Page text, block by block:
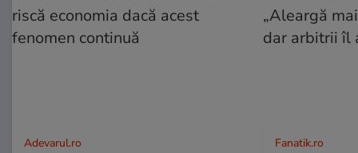
Adevarul.ro Fanatik.ro